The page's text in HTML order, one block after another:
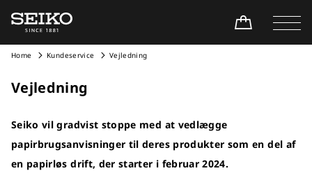
Home Kundeservice Vejledning
Vejledning
Seiko vil gradvist stoppe med at vedlægge
papirbrugsanvisninger til deres produkter som en del af
en papirløs drift, der starter i februar 2024.